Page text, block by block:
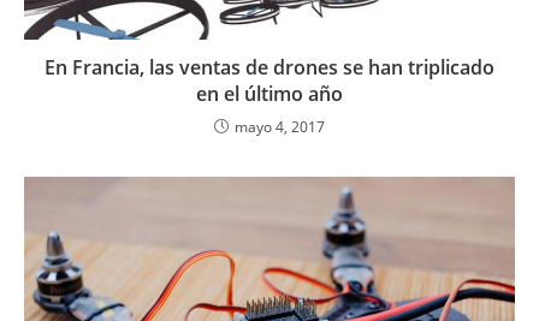
En Francia, las ventas de drones se han triplicado
en el último año
mayo 4, 2017